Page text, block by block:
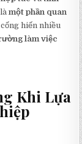
làmột phần quan
cống hiến nhiều
làm việc
Khi Lựa